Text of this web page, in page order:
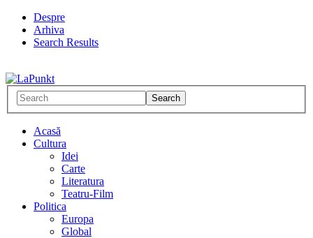
Despre
Arhiva
Search Results
Acasă
Cultura
Idei
Carte
Literatura
Teatru-Film
Politica
Europa
Global